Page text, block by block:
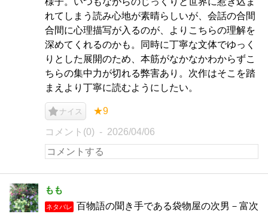
れてしまう読み心地が素晴らしいが、会話の合間
合間に心理描写が入るのが、よりこちらの理解を
深めてくれるのかも。同時に丁寧な文体でゆっく
りとした展開のため、本筋がなかなかわからずこ
ちらの集中力が切れる弊害あり。次作はそこを踏
まえより丁寧に読むようにしたい。
ナイス ★9
コメント(0) 2026/04/06
もも
ネタバレ
百物語の聞き手である袋物屋の次男－富次